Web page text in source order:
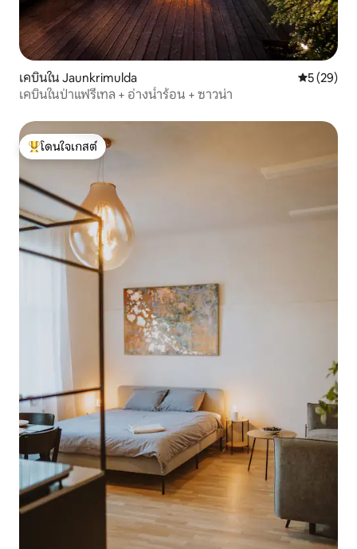
เคบินใน Jaunkrimulda คะแนนเฉลี่
5 (29)
เคบินในป่าแฟรี่เทล + อ่างน้ำร้อน + ซาวน่า
โดนใจเกสต์ที่สุด
โดนใจเกสต์